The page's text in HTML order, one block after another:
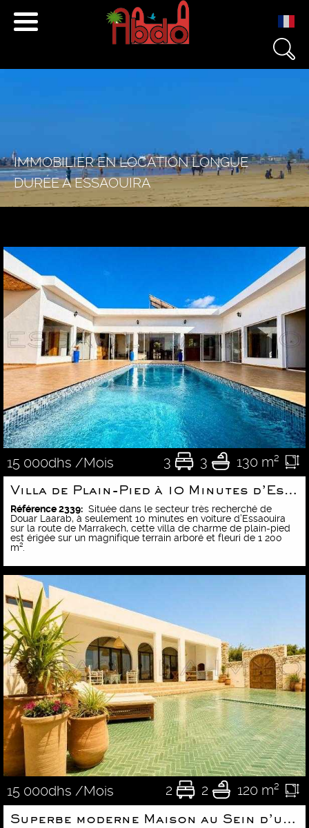
IMMOBILIER EN LOCATION LONGUE
DURÉE À ESSAOUIRA
15 000dhs /Mois 3 3 130 m²
Villa de Plain-Pied à 10 Minutes d’Essaouira
Référence 2339: Située dans le secteur très recherché de
Douar Laarab, à seulement 10 minutes en voiture d’Essaouira
sur la route de Marrakech, cette villa de charme de plain-pied
est érigée sur un magnifique terrain arboré et fleuri de 1 200
m².
15 000dhs /Mois 2 2 120 m²
Superbe moderne Maison au Sein d’un Domaine Paysager Sécurisé